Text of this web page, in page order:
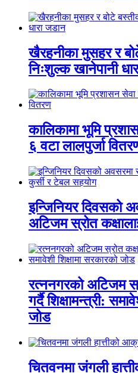
खैरहनीका मुसहर र
निःशुल्क खानेपानी
कालिकामा भूमि
६ वटा लालपुर्जा
इन्जिनियर दिवसको
अटिजम स्रोत
रत्ननगरको अटिजम
गर्दै शिक्षामन्त्री:
जोड
चितवनमा जंगली